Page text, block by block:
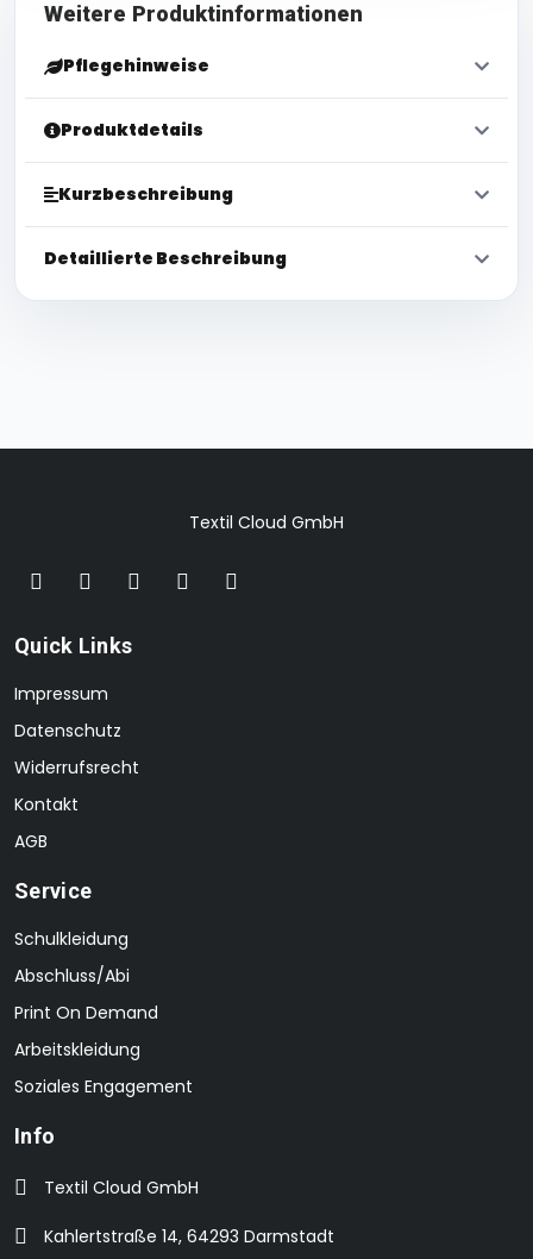
Weitere Produktinformationen
Pflegehinweise
Produktdetails
Kurzbeschreibung
Detaillierte Beschreibung
Textil Cloud GmbH
Quick Links
Impressum
Datenschutz
Widerrufsrecht
Kontakt
AGB
Service
Schulkleidung
Abschluss/Abi
Print On Demand
Arbeitskleidung
Soziales Engagement
Info
Textil Cloud GmbH
Kahlertstraße 14, 64293 Darmstadt